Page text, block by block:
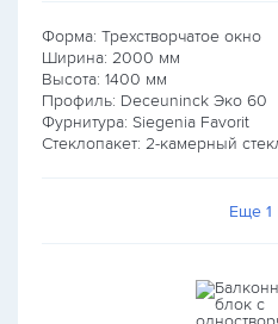
Форма: Трехстворчатое окно
Ширина: 2000 мм
Высота: 1400 мм
Профиль: Deceuninck Эко 60
Фурнитура: Siegenia Favorit
Стеклопакет: 2-камерный
Еще 1